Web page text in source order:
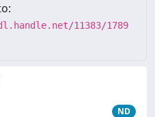
11383/1789
ND